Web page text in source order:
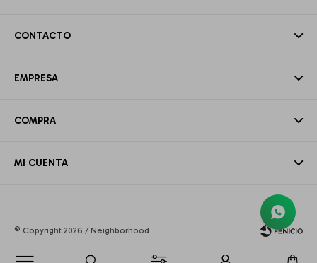
CONTACTO
EMPRESA
COMPRA
MI CUENTA
© Copyright 2026 / Neighborhood